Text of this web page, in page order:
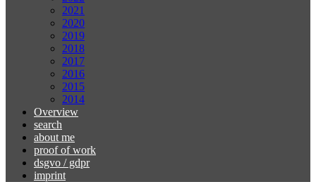
2021
2020
2019
2018
2017
2016
2015
2014
Overview
search
about me
proof of work
dsgvo / gdpr
imprint